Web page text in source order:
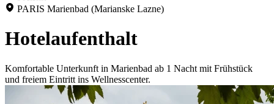
PARIS Marienbad (Marianske Lazne)
Hotelaufenthalt
Komfortable Unterkunft in Marienbad ab 1 Nacht mit Frühstück
und freiem Eintritt ins Wellnesscenter.